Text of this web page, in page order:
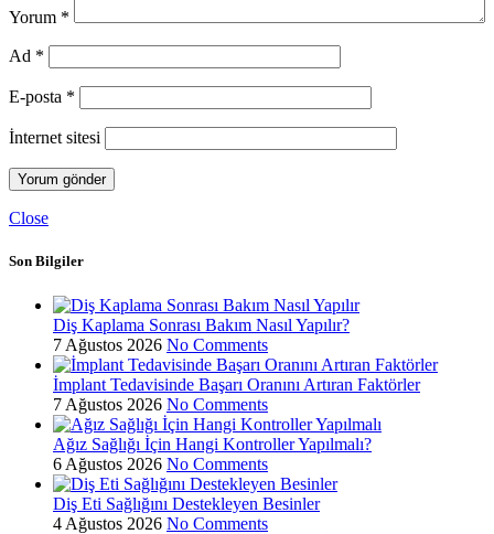
Yorum *
Ad *
E-posta *
İnternet sitesi
Close
Son Bilgiler
Diş Kaplama Sonrası Bakım Nasıl Yapılır?
7 Ağustos 2026 No Comments
İmplant Tedavisinde Başarı Oranını Artıran Faktörler
7 Ağustos 2026 No Comments
Ağız Sağlığı İçin Hangi Kontroller Yapılmalı?
6 Ağustos 2026 No Comments
Diş Eti Sağlığını Destekleyen Besinler
4 Ağustos 2026 No Comments